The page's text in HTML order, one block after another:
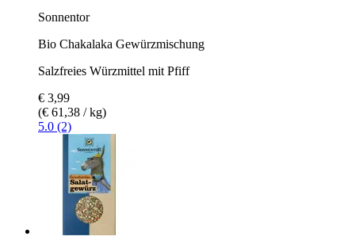
Sonnentor
Bio Chakalaka Gewürzmischung
Salzfreies Würzmittel mit Pfiff
€ 3,99
(€ 61,38 / kg)
5.0 (2)